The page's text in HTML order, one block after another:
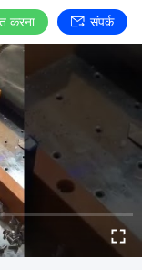
करना संपर्क